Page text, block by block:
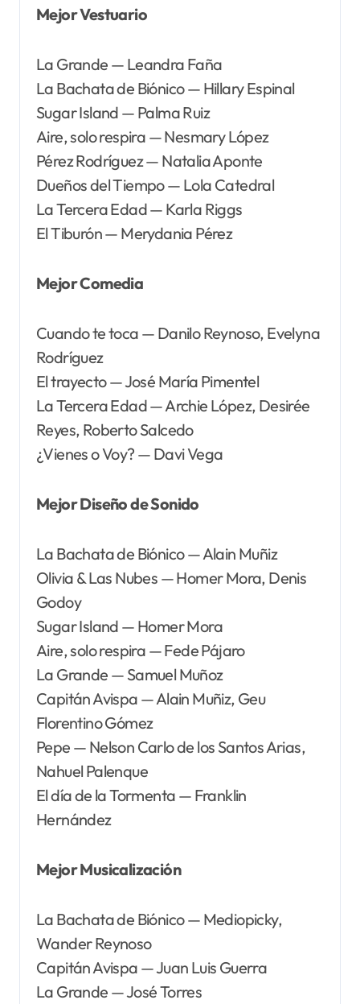
Mejor Vestuario
La Grande — Leandra Faña
La Bachata de Biónico — Hillary Espinal
Sugar Island — Palma Ruiz
Aire, solo respira — Nesmary López
Pérez Rodríguez — Natalia Aponte
Dueños del Tiempo — Lola Catedral
La Tercera Edad — Karla Riggs
El Tiburón — Merydania Pérez
Mejor Comedia
Cuando te toca — Danilo Reynoso, Evelyna
Rodríguez
El trayecto — José María Pimentel
La Tercera Edad — Archie López, Desirée
Reyes, Roberto Salcedo
¿Vienes o Voy? — Davi Vega
Mejor Diseño de Sonido
La Bachata de Biónico — Alain Muñiz
Olivia & Las Nubes — Homer Mora, Denis
Godoy
Sugar Island — Homer Mora
Aire, solo respira — Fede Pájaro
La Grande — Samuel Muñoz
Capitán Avispa — Alain Muñiz, Geu
Florentino Gómez
Pepe — Nelson Carlo de los Santos Arias,
Nahuel Palenque
El día de la Tormenta — Franklin
Hernández
Mejor Musicalización
La Bachata de Biónico — Mediopicky,
Wander Reynoso
Capitán Avispa — Juan Luis Guerra
La Grande — José Torres